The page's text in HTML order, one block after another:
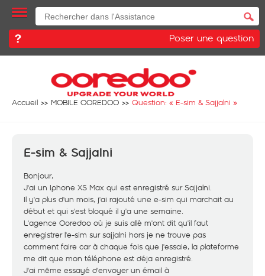
Poser une question
Accueil MOBILE OOREDOO Question: « E-sim & Sajjalni »
E-sim & Sajjalni
Bonjour,
J'ai un Iphone XS Max qui est enregistré sur Sajjalni.
Il y'a plus d'un mois, j'ai rajouté une e-sim qui marchait au
début et qui s'est bloqué il y'a une semaine.
L'agence Ooredoo où je suis allé m'ont dit qu'il faut
enregistrer l'e-sim sur sajjalni hors je ne trouve pas
comment faire car à chaque fois que j'essaie, la plateforme
me dit que mon téléphone est déja enregistré.
J'ai même essayé d'envoyer un émail à